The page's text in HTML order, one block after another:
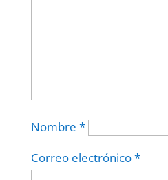
Nombre *
Correo electrónico*